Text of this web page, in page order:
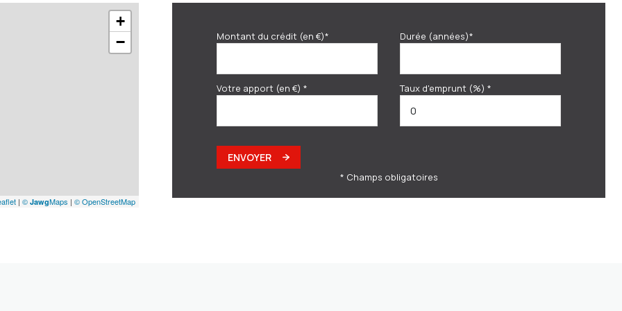
+
−
| © JawgMaps | © OpenStreetMap
Montant du crédit (en €)* Durée (années)*
Votre apport (en €) * Taux d'emprunt (%) *
ENVOYER
* Champs obligatoires